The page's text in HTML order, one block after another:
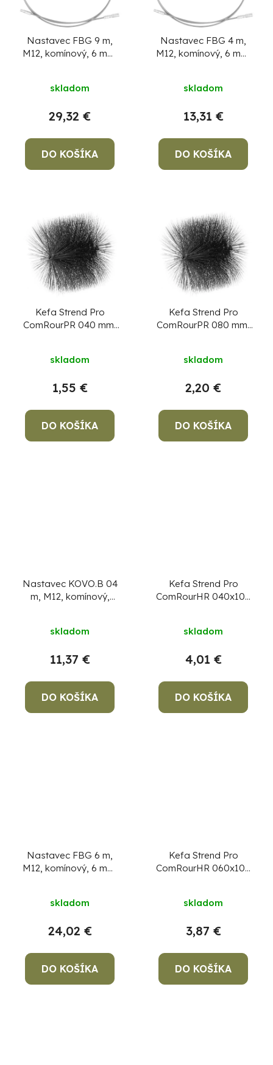
Nastavec FBG 9 m,
M12, komínový, 6 mm,
skladom
29,32 €
DO KOŠÍKA
Nastavec FBG 4 m,
M12, komínový, 6 mm,
skladom
13,31 €
DO KOŠÍKA
Kefa Strend Pro
ComRourPR 040 mm,
čistenie komína
skladom
1,55 €
DO KOŠÍKA
Kefa Strend Pro
ComRourPR 080 mm,
čistenie komína
skladom
2,20 €
DO KOŠÍKA
Nastavec KOVO.B 04
m, M12, komínový,
skladom
11,37 €
DO KOŠÍKA
Kefa Strend Pro
ComRourHR 040x100
čistenie komína
skladom
4,01 €
DO KOŠÍKA
Nastavec FBG 6 m,
M12, komínový, 6 mm,
skladom
24,02 €
DO KOŠÍKA
Kefa Strend Pro
ComRourHR 060x100
čistenie komína
skladom
3,87 €
DO KOŠÍKA